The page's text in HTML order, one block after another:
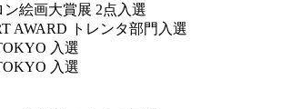
絵画大賞展 2点入選
AWARD トレンタ部門入選
入選
入選